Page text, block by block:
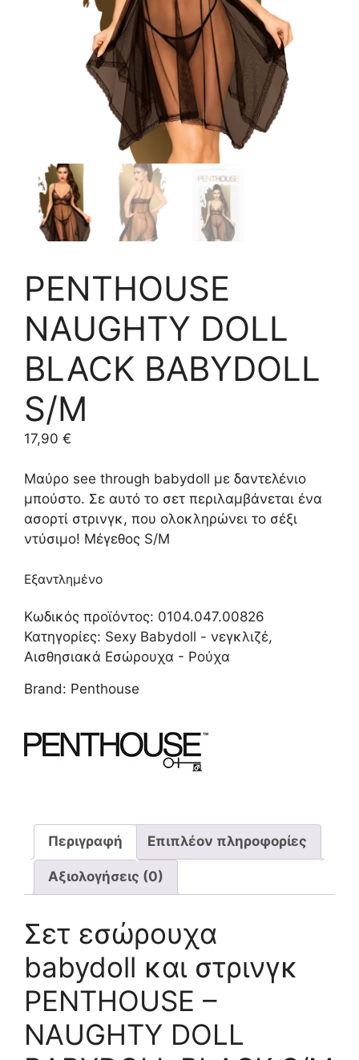
PENTHOUSE
NAUGHTY DOLL
BLACK BABYDOLL
S/M
17,90 €
Μαύρο see through babydoll με δαντελένιο
μπούστο. Σε αυτό το σετ περιλαμβάνεται ένα
ασορτί στρινγκ, που ολοκληρώνει το σέξι
ντύσιμο! Μέγεθος S/M
Εξαντλημένο
Κωδικός προϊόντος: 0104.047.00826
Κατηγορίες: Sexy Babydoll - νεγκλιζέ,
Αισθησιακά Εσώρουχα - Ρούχα
Brand: Penthouse
Περιγραφή Επιπλέον πληροφορίες
Αξιολογήσεις (0)
Σετ εσώρουχα
babydoll και στρινγκ
PENTHOUSE –
NAUGHTY DOLL